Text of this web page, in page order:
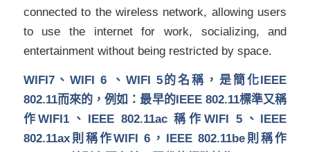
connected to the wireless network, allowing users
to use the internet for work, socializing, and
entertainment without being restricted by space.
WIFI7、WIFI 6 、WIFI 5的名稱，是簡化IEEE
802.11而來的，例如：最早的IEEE 802.11標準又稱
作WIFI1、IEEE 802.11ac 稱作WIFI 5、IEEE
802.11ax則稱作WIFI 6，IEEE 802.11be則稱作